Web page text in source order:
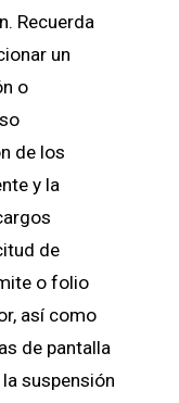
Recuerda
un
o
de los
y la
de
o folio
así como
de pantalla
suspensión